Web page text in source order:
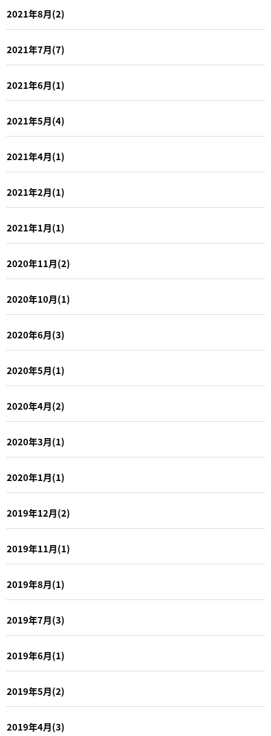
2021年8月(2)
2021年7月(7)
2021年6月(1)
2021年5月(4)
2021年4月(1)
2021年2月(1)
2021年1月(1)
2020年11月(2)
2020年10月(1)
2020年6月(3)
2020年5月(1)
2020年4月(2)
2020年3月(1)
2020年1月(1)
2019年12月(2)
2019年11月(1)
2019年8月(1)
2019年7月(3)
2019年6月(1)
2019年5月(2)
2019年4月(3)